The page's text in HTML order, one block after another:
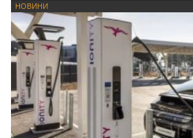
НОВИНИ